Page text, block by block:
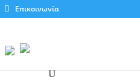
Επικοινωνία